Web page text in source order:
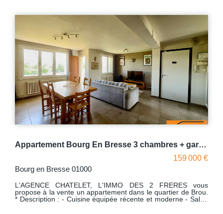
Appartement Bourg En Bresse 3 chambres + garage
vous
Brou.
Salon
149
BOURG EN BRESSE 01000
L'AGENCE CHATELET L'IMMO DES 2 FRÈRES
propose à la vente un appartement en centre-ville. * Il se
compose de : * Un grand salon-séjour de 28 m² baigné de